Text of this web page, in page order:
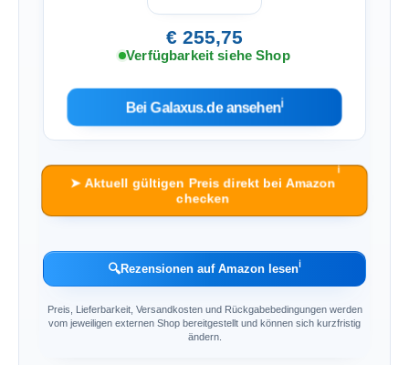
€ 255,75
Verfügbarkeit siehe Shop
Bei Galaxus.de ansehenℹ︎
➤ Aktuell gültigen Preis direkt bei Amazon
checken
ℹ︎
🔍Rezensionen auf Amazon lesenℹ︎
Preis, Lieferbarkeit, Versandkosten und Rückgabebedingungen werden
vom jeweiligen externen Shop bereitgestellt und können sich kurzfristig
ändern.